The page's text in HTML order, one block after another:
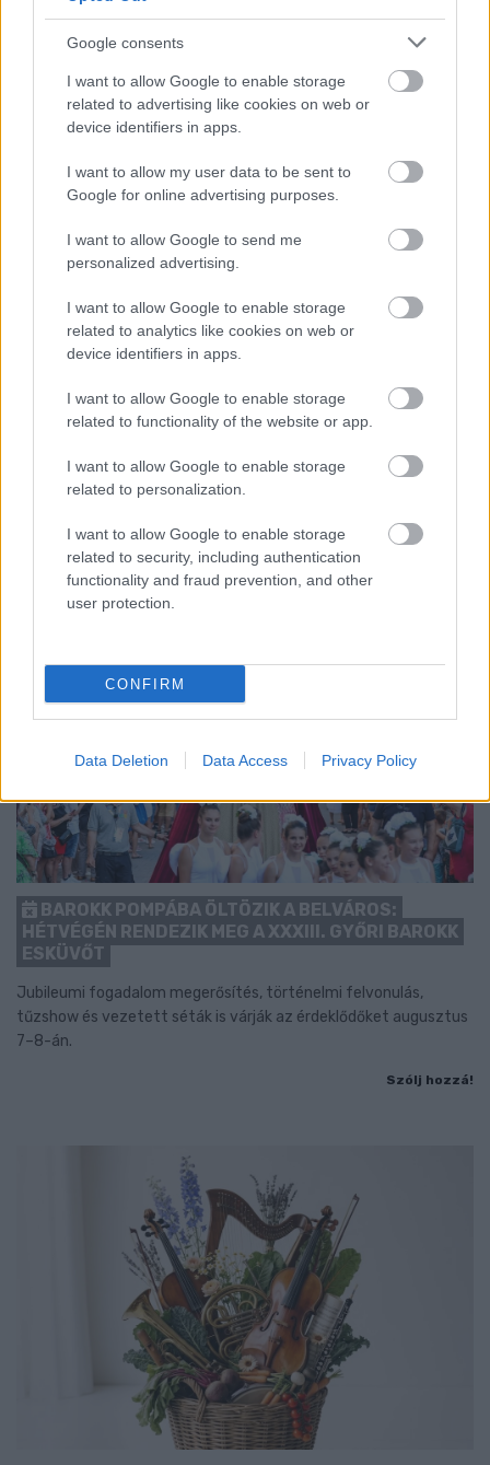
Google consents
I want to allow Google to enable storage
related to advertising like cookies on web or
device identifiers in apps.
I want to allow my user data to be sent to
Google for online advertising purposes.
I want to allow Google to send me
personalized advertising.
I want to allow Google to enable storage
related to analytics like cookies on web or
device identifiers in apps.
I want to allow Google to enable storage
related to functionality of the website or app.
I want to allow Google to enable storage
related to personalization.
I want to allow Google to enable storage
related to security, including authentication
functionality and fraud prevention, and other
user protection.
CONFIRM
Data Deletion Data Access Privacy Policy
ENERGIATAKARÉKOSSÁG: KORÁBBAN KEZDŐDIK
A GYŐRI AUDI ETO KC PÉNTEKI FELKÉSZÜLÉSI
Az energiaellátás tehermentesítése érdekében másfél órával
kezdését.
BAROKK POMPÁBA ÖLTÖZIK A BELVÁROS:
HÉTVÉGÉN RENDEZIK MEG A XXXIII. GYŐRI BAROKK
ESKÜVŐT
Jubileumi fogadalom megerősítés, történelmi felvonulás,
tűzshow és vezetett séták is várják az érdeklődőket augusztus
7–8-án.
Szólj hozzá!